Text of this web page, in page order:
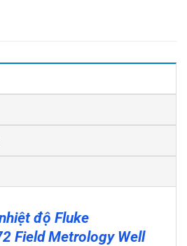
độ Fluke
Field Metrology Well